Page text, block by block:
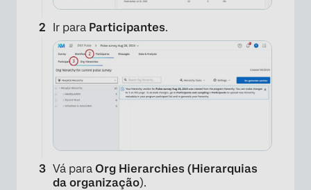
Ir para Participantes.
Vá para Org Hierarchies (Hierarquias
da organização).